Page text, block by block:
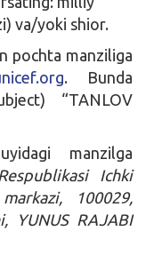
va/yoki shior.
pochta manziliga
. Bunda
“TANLOV
manzilga
Ichki
100029,
YUNUS RAJABI